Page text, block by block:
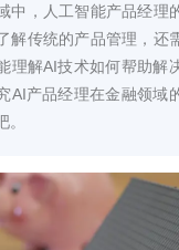
中，人工智能产品经理
解传统的产品管理，还
理解AI技术如何帮助解
AI产品经理在金融领域